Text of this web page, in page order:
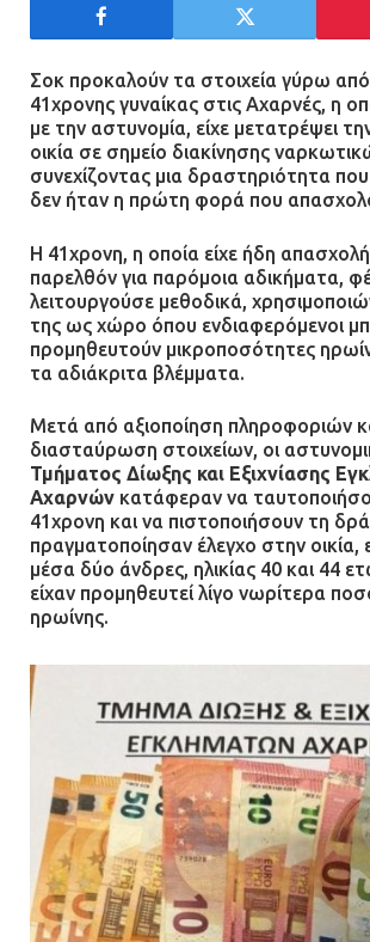
21.07.2026 | 13:12
Βριλήσσια:
τζαμαρία και μπήκε
13.07.2026 | 21:32
Η Οινόη αποκτά μια
και ασφαλή παιδική
13.07.2026 | 21:21
130.000 ευρώ στην
13.07.2026 | 20:44
Ασπρόπυργος:
τους σοβαρά
Άργος: Στη φυλακή οι
αστυνομικοί για τους
πυροβολισμούς κατά
με αναπηρία
11.07.2026 | 22:59
Ένα πουλί
πρωινή διακοπή
Σοκ προκαλούν τα στοιχεία γύρω
41χρονης γυναίκας στις Αχαρνές, η
με την αστυνομία, είχε μετατρέψει
οικία σε σημείο διακίνησης
συνεχίζοντας μια δραστηριότητα
δεν ήταν η πρώτη φορά που
Η 41χρονη, η οποία είχε ήδη
παρελθόν για παρόμοια αδικήματα,
λειτουργούσε μεθοδικά,
της ως χώρο όπου ενδιαφερόμενοι
προμηθευτούν μικροποσότητες
τα αδιάκριτα βλέμματα.
Μετά από αξιοποίηση πληροφοριών
διασταύρωση στοιχείων, οι
Τμήματος Δίωξης και Εξιχνίασης
Αχαρνών κατάφεραν να
41χρονη και να πιστοποιήσουν τη
πραγματοποίησαν έλεγχο στην οικία,
μέσα δύο άνδρες, ηλικίας 40 και 44
είχαν προμηθευτεί λίγο νωρίτερα
ηρωίνης.